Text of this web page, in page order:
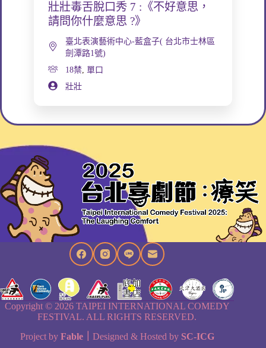
壯壯毒舌脫口秀 7 :《不好意思，
請問你什麼意思 ?》
臺北表演藝術中心-藍盒子( 台北市士林區
劍潭路1號)
18禁, 單口
壯壯
Copyright © 2026 TAIPEI INTERNATIONAL COMEDY
FESTIVAL. ALL RIGHTS RESERVED.
Project by Fable｜ Designed & Hosted by SC-ICG